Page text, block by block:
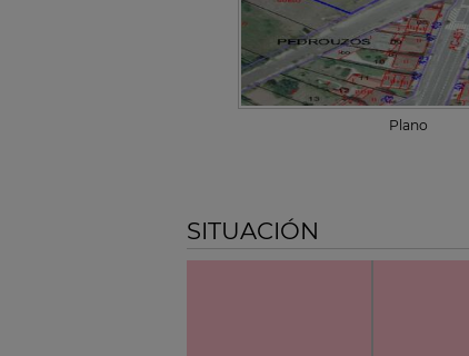
Plano
SITUACIÓN